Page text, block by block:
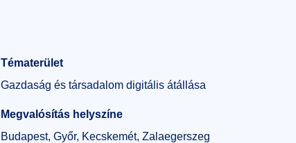
Tématerület
Gazdaság és társadalom digitális átállása
Megvalósítás helyszíne
Budapest, Győr, Kecskemét, Zalaegerszeg